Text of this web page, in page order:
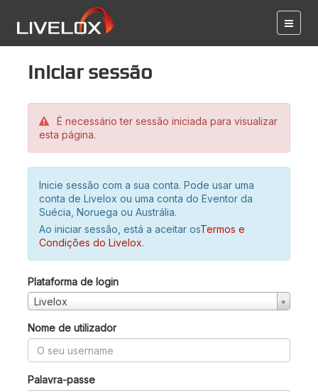
Iniciar sessão
É necessário ter sessão iniciada para visualizar
esta página.
Inicie sessão com a sua conta. Pode usar uma
conta de Livelox ou uma conta do Eventor da
Suécia, Noruega ou Austrália.
Ao iniciar sessão, está a aceitar osTermos e
Condições do Livelox.
Plataforma de login
Livelox
Nome de utilizador
Palavra-passe